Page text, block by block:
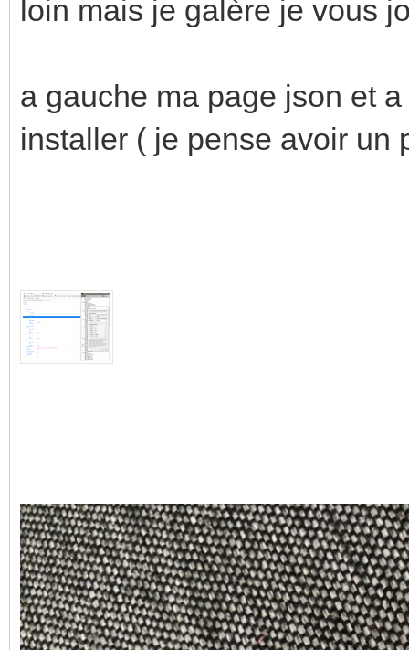
loin mais je galère je vous
a gauche ma page json et
installer ( je pense avoir un